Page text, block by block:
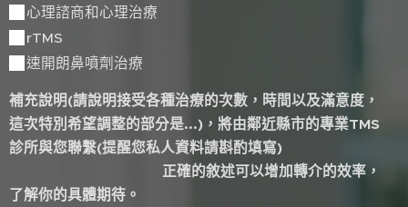
心理諮商和心理治療
rTMS
速開朗鼻噴劑治療
補充說明(請說明接受各種治療的次數，時間以及滿意度，
這次特別希望調整的部分是...)，將由鄰近縣市的專業TMS
診所與您聯繫(提醒您私人資料請斟酌填寫)
正確的敘述可以增加轉介的效率，
了解你的具體期待。